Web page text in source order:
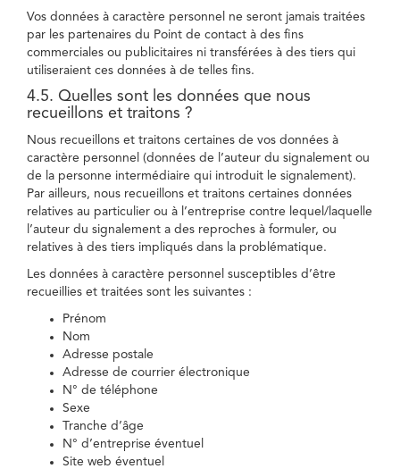
Vos données à caractère personnel ne seront jamais traitées
par les partenaires du Point de contact à des fins
commerciales ou publicitaires ni transférées à des tiers qui
utiliseraient ces données à de telles fins.
4.5. Quelles sont les données que nous
recueillons et traitons ?
Nous recueillons et traitons certaines de vos données à
caractère personnel (données de l’auteur du signalement ou
de la personne intermédiaire qui introduit le signalement).
Par ailleurs, nous recueillons et traitons certaines données
relatives au particulier ou à l’entreprise contre lequel/laquelle
l’auteur du signalement a des reproches à formuler, ou
relatives à des tiers impliqués dans la problématique.
Les données à caractère personnel susceptibles d’être
recueillies et traitées sont les suivantes :
Prénom
Nom
Adresse postale
Adresse de courrier électronique
N° de téléphone
Sexe
Tranche d’âge
N° d’entreprise éventuel
Site web éventuel